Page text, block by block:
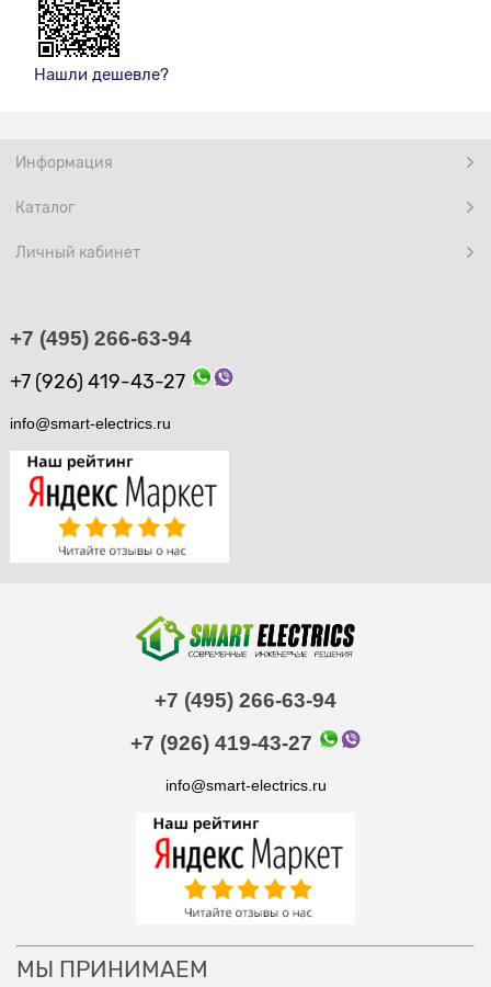
Нашли дешевле?
Информация
Каталог
Личный кабинет
+7 (495) 266-63-94
+7 (926) 419-43-27
info@smart-electrics.ru
+7 (495) 266-63-94
+7 (926) 419-43-27
info@smart-electrics.ru
МЫ ПРИНИМАЕМ